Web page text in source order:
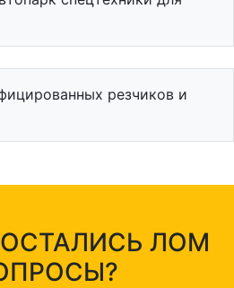
резчиков и
ЛОМ